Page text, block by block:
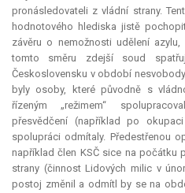
pronásledovateli z vládní strany.
hodnotového hlediska jistě
závěru o nemožnosti udělení
tomto směru zdejší soud
Československu v období
byly osoby, které původně s
řízeným „režimem“
přesvědčení (například po
spolupráci odmítaly. Předestřenou
například člen KSČ sice na počátku
strany (činnost Lidových milic v
postoj změnil a odmítl by se na